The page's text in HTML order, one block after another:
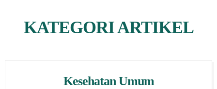
KATEGORI ARTIKEL
Kesehatan Umum